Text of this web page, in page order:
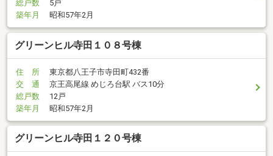
総戸数
5戸
築年月
昭和57年2月
グリーンヒル寺田１０８号棟
住 所
東京都八王子市寺田町432番
交 通
京王高尾線 めじろ台駅 バス10分
総戸数
12戸
築年月
昭和57年2月
グリーンヒル寺田１２０号棟